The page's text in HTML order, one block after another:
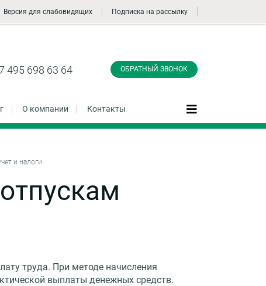
Версия для слабовидящих Подписка на рассылку
495 698 63 64 ОБРАТНЫЙ ЗВОНОК
О компании Контакты
и налоги
труда. При методе начисления
выплаты денежных средств.
звонок
конфиденциальности